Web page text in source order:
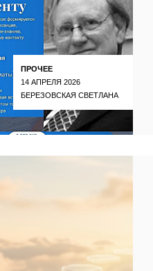
ПРОЧЕЕ
14 АПРЕЛЯ 2026
БЕРЕЗОВСКАЯ СВЕТЛАНА